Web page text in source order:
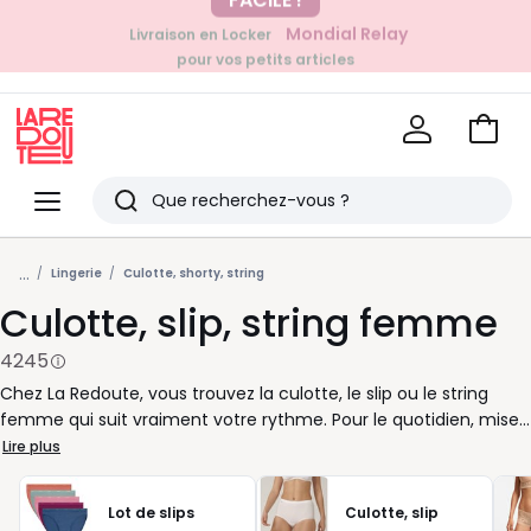
EN CE MOMENT
-20% dès 39€*
sur la mode
Livraison en Locker Mondial Relay
pour vos petits articles
Menu
Redoute
Rechercher
Derniers
articles
vus
Voir
... Lingerie Culotte, shorty, string
Culotte, slip, string femme
4245
Chez La Redoute, vous trouvez la culotte, le slip ou le string
femme qui suit vraiment votre rythme. Pour le quotidien, misez
sur une culotte en coton douce et facile à porter, avec une
coupe midi ou maxi si vous aimez être bien maintenue. Le slip,
plus echancré, reste un bon choix sous un jean, une jupe ou un
pantalon pres du corps. Le string, lui, se fait discret sous les
Lire plus
Lot de slips Culotte, slip